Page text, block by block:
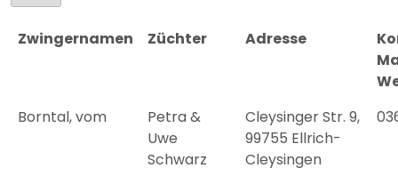
Zwingernamen Züchter Adresse
Borntal, vom
Petra &
Uwe
Schwarz
Cleysinger Str. 9,
99755 Ellrich-
Cleysingen